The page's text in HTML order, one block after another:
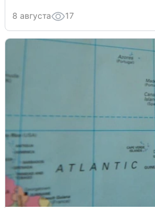
8 августа 17